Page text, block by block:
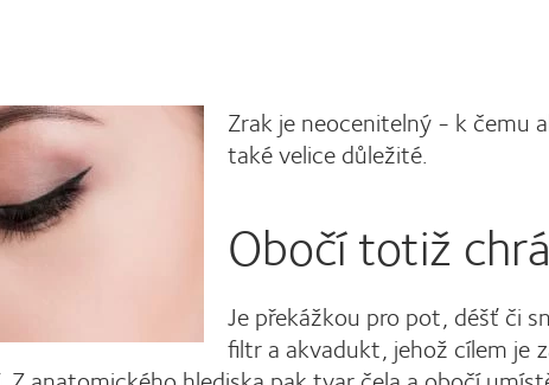
Zrak je neocenitelný - k čemu
také velice důležité.
Obočí totiž
Je překážkou pro pot, déšť či
filtr a akvadukt, jehož cílem je